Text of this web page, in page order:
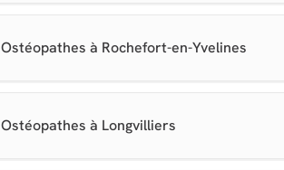
Ostéopathes à Rochefort-en-Yvelines
Ostéopathes à Longvilliers